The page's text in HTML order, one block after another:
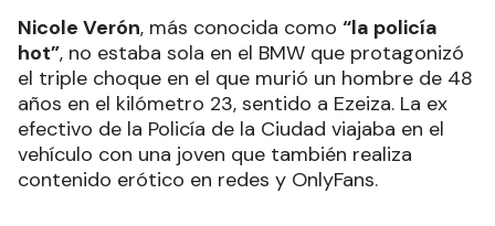
Nicole Verón, más conocida como “la policía
hot”, no estaba sola en el BMW que protagonizó
el triple choque en el que murió un hombre de 48
años en el kilómetro 23, sentido a Ezeiza. La ex
efectivo de la Policía de la Ciudad viajaba en el
vehículo con una joven que también realiza
contenido erótico en redes y OnlyFans.